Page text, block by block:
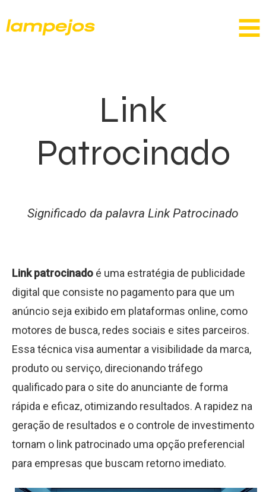
Link
Patrocinado
Significado da palavra Link Patrocinado
Link patrocinado é uma estratégia de publicidade
digital que consiste no pagamento para que um
anúncio seja exibido em plataformas online, como
motores de busca, redes sociais e sites parceiros.
Essa técnica visa aumentar a visibilidade da marca,
produto ou serviço, direcionando tráfego
qualificado para o site do anunciante de forma
rápida e eficaz, otimizando resultados. A rapidez na
geração de resultados e o controle de investimento
tornam o link patrocinado uma opção preferencial
para empresas que buscam retorno imediato.